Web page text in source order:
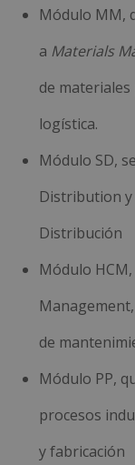
Módulo MM,
a Materials
de
logística.
Módulo SD,
Distribution y
Distribución
Módulo
de
Módulo PP, q
procesos
y fabricación